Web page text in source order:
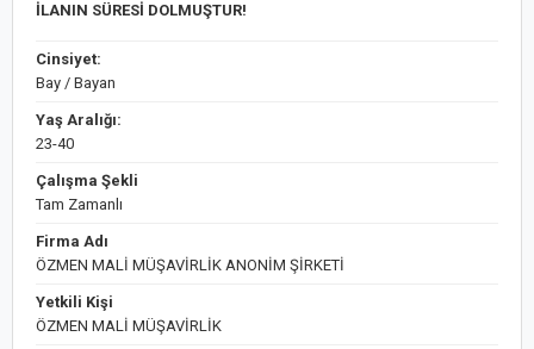
İLANIN SÜRESİ DOLMUŞTUR!
Cinsiyet:
Bay / Bayan
Yaş Aralığı:
23-40
Çalışma Şekli
Tam Zamanlı
Firma Adı
ÖZMEN MALİ MÜŞAVİRLİK ANONİM ŞİRKETİ
Yetkili Kişi
ÖZMEN MALİ MÜŞAVİRLİK